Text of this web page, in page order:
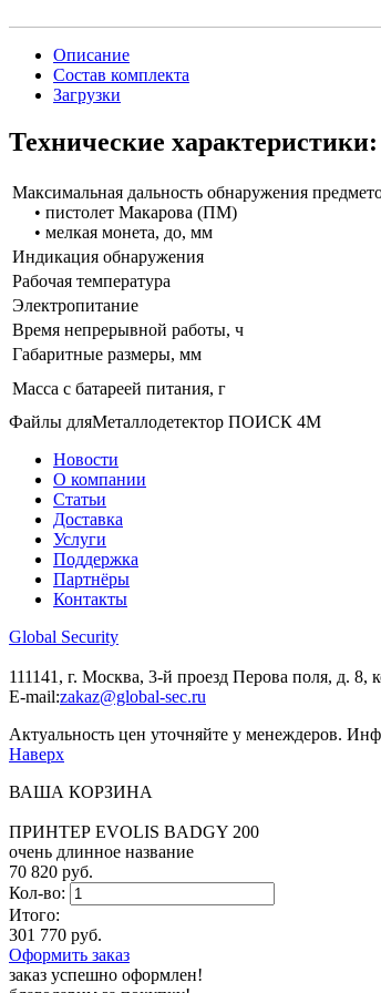
Описание
Состав комплекта
Загрузки
Технические характеристики:
Максимальная дальность обнаружения
• пистолет Макарова (ПМ)
• мелкая монета, до, мм
Индикация обнаружения
Рабочая температура
Электропитание
Время непрерывной работы, ч
Габаритные размеры, мм
Масса с батареей питания, г
Файлы дляМеталлодетектор ПОИСК 4М
Новости
О компании
Статьи
Доставка
Услуги
Поддержка
Партнёры
Контакты
Global Security
111141, г. Москва, 3-й проезд Перова поля, д.
E-mail:zakaz@global-sec.ru
Актуальность цен уточняйте у менеждеров.
Наверх
ВАША КОРЗИНА
ПРИНТЕР EVOLIS BADGY 200
очень длинное название
70 820 руб.
Кол-во:
Итого:
301 770 руб.
Оформить заказ
заказ успешно оформлен!